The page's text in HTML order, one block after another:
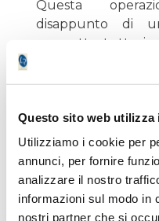
Questo sito web utilizza
Utilizziamo i cookie per
annunci, per fornire
analizzare il nostro
informazioni sul modo in
nostri partner che si
Questa
disappunto di
permette tuttavia
numeri alla
anno sosteniamo
di pesi adeguati
trovato riscontro
un titolo con
inficiare
soprattutto,
vocazione della